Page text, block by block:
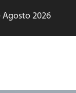
Agosto 2026